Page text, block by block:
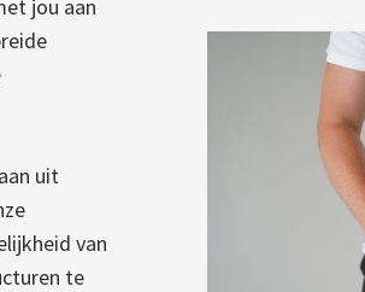
jou aan
uit
van
te